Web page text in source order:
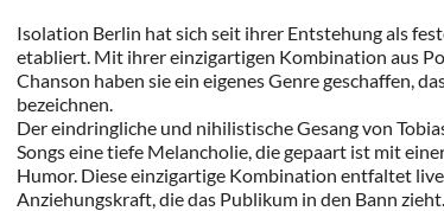
Isolation Berlin hat sich seit ihrer Entstehung als
etabliert. Mit ihrer einzigartigen Kombination aus
Chanson haben sie ein eigenes Genre geschaffen,
bezeichnen.
Der eindringliche und nihilistische Gesang von
Songs eine tiefe Melancholie, die gepaart ist mit
Humor. Diese einzigartige Kombination entfaltet
Anziehungskraft, die das Publikum in den Bann zieht.